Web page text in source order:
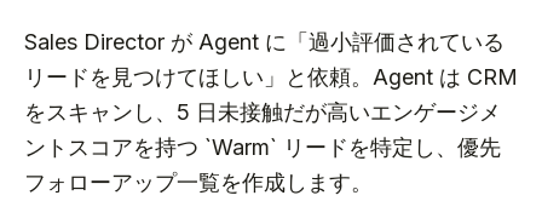
Sales Director が Agent に「過小評価されている
リードを見つけてほしい」と依頼。Agent は CRM
をスキャンし、5 日未接触だが高いエンゲージメ
ントスコアを持つ `Warm` リードを特定し、優先
フォローアップ一覧を作成します。